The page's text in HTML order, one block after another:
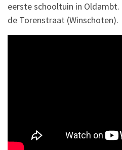
eerste schooltuin in Oldambt.
de Torenstraat (Winschoten).